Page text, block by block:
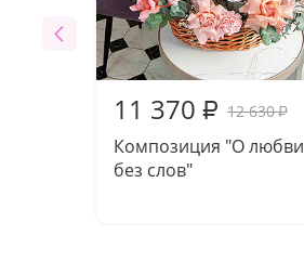
11 370 ₽ 12 630₽
Композиция "О любви
без слов"